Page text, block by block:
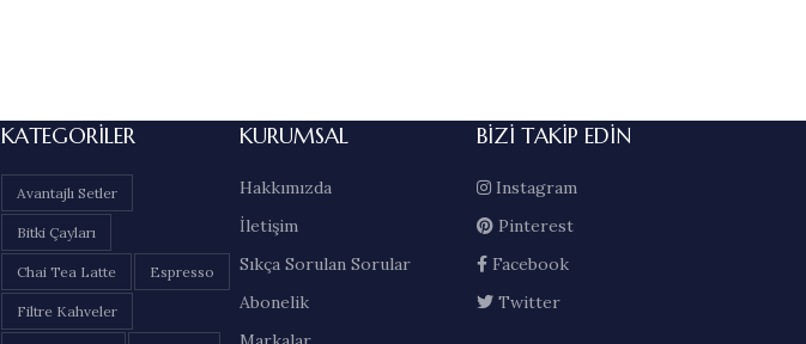
KATEGORILER
Avantajlı Setler
Bitki Çayları
Chai Tea Latte Espresso
Filtre Kahveler
KURUMSAL
Hakkımızda
İletişim
Sıkça Sorulan Sorular
Abonelik
BIZI TAKIP EDIN
Instagram
Pinterest
Facebook
Twitter